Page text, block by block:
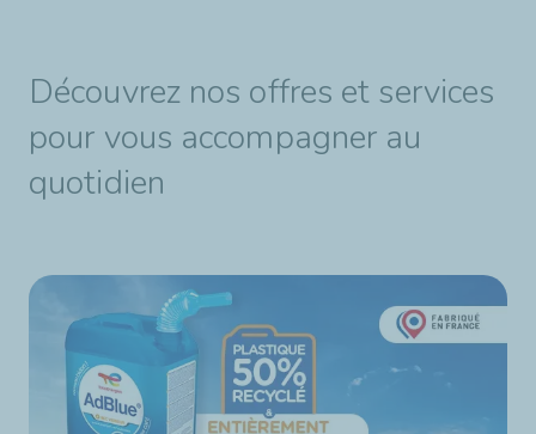
Découvrez nos offres et services
pour vous accompagner au
quotidien